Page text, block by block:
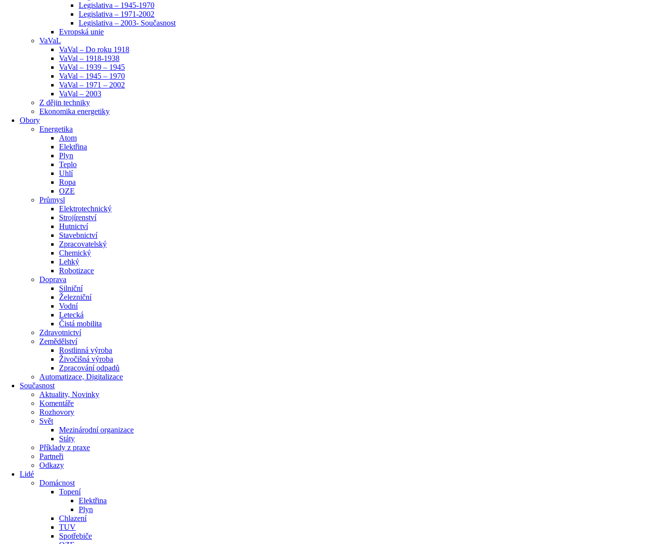
Legislativa – 1945-1970
Legislativa – 1971-2002
Legislativa – 2003- Současnost
Evropská unie
VaVaL
VaVal – Do roku 1918
VaVal – 1918-1938
VaVal – 1939 – 1945
VaVal – 1945 – 1970
VaVal – 1971 – 2002
VaVal – 2003
Z dějin techniky
Ekonomika energetiky
Obory
Energetika
Atom
Elektřina
Plyn
Teplo
Uhlí
Ropa
OZE
Průmysl
Elektrotechnický
Strojírenství
Hutnictví
Stavebnictví
Zpracovatelský
Chemický
Lehký
Robotizace
Doprava
Silniční
Železniční
Vodní
Letecká
Čistá mobilita
Zdravotnictví
Zemědělství
Rostlinná výroba
Živočišná výroba
Zpracování odpadů
Automatizace, Digitalizace
Současnost
Aktuality, Novinky
Komentáře
Rozhovory
Svět
Mezinárodní organizace
Státy
Příklady z praxe
Partneři
Odkazy
Lidé
Domácnost
Topení
Elektřina
Plyn
Chlazení
TUV
Spotřebiče